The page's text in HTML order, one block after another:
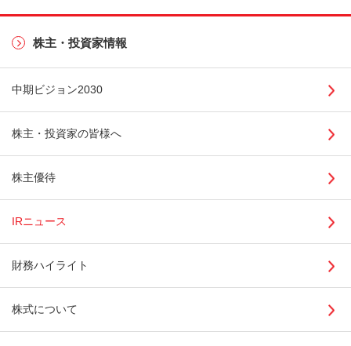
株主・投資家情報
中期ビジョン2030
株主・投資家の皆様へ
株主優待
IRニュース
財務ハイライト
株式について